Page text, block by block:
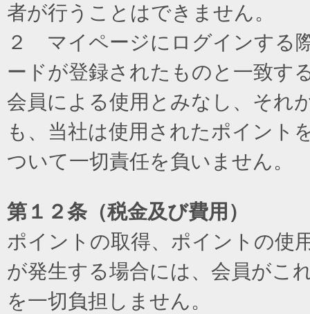
者が行うことはできません。
２ マイページにログインする
ードが登録されたものと一致す
会員による使用とみなし、それ
も、当社は使用されたポイント
ついて一切責任を負いません。
第１２条（税金及び費用）
ポイントの取得、ポイントの使
が発生する場合には、会員がこ
を一切負担しません。